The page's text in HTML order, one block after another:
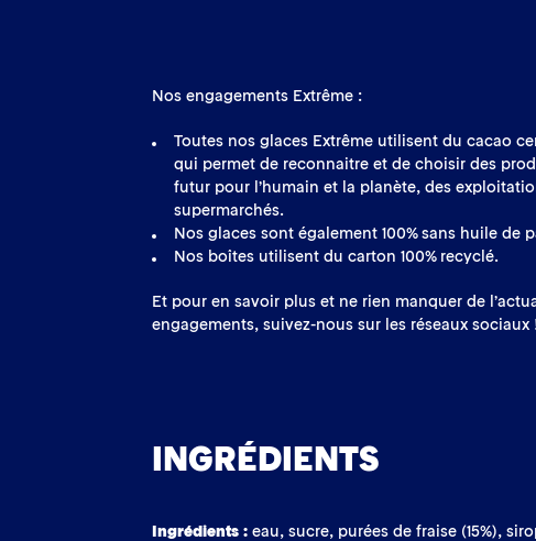
Nos engagements Extrême :
Toutes nos glaces Extrême utilisent du cacao
qui permet de reconnaitre et de choisir des
futur pour l’humain et la planète, des
supermarchés.
Nos glaces sont également 100% sans huile de
Nos boîtes utilisent du carton 100% recyclé.
Et pour en savoir plus et ne rien manquer de
engagements, suivez-nous sur les réseaux sociaux
INGRÉDIENTS
Ingrédients :eau, sucre, purées de fraise (15%),